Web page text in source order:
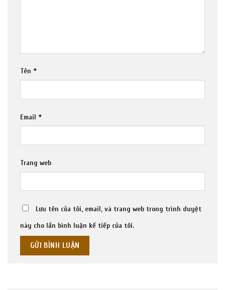
Tên *
Email *
Trang web
Lưu tên của tôi, email, và trang web trong trình duyệt
này cho lần bình luận kế tiếp của tôi.